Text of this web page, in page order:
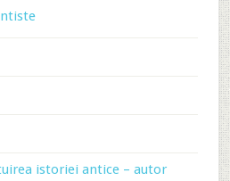
istoriei antice – autor